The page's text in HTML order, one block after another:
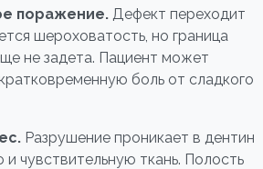
поражение. Дефект переходит
шероховатость, но граница
не задета. Пациент может
боль от сладкого
Разрушение проникает в дентин
чувствительную ткань. Полость